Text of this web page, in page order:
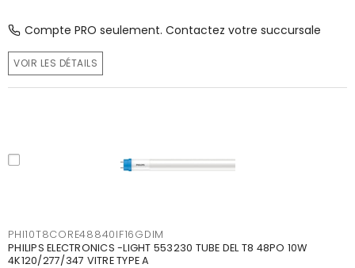
Compte PRO seulement. Contactez votre succursale
VOIR LES DÉTAILS
PHI10T8CORE48840IF16GDIM
PHILIPS ELECTRONICS -LIGHT 553230 TUBE DEL T8 48PO 10W
4K120/277/347 VITRE TYPE A